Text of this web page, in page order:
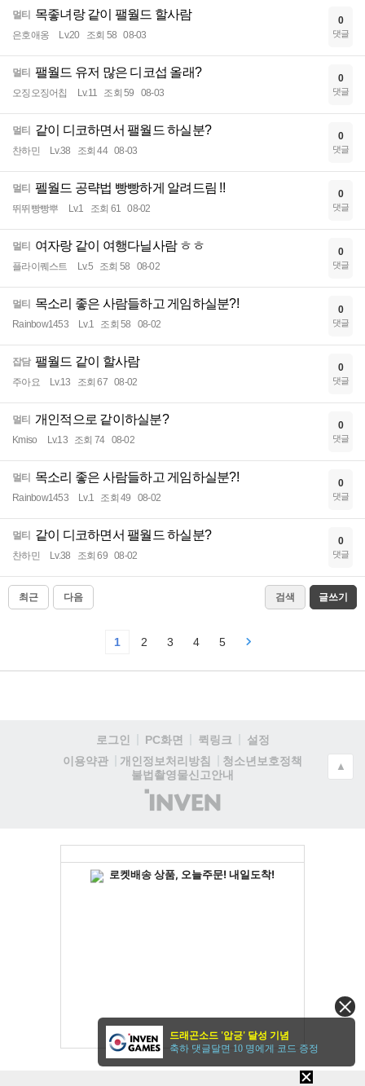
멀티 목좋녀랑 같이 팰월드 할사람
은호애옹 Lv.20 조회 58 08-03
0
댓글
멀티 팰월드 유저 많은 디코섭 올래?
오징오징어칩 Lv.11 조회 59 08-03
0
댓글
멀티 같이 디코하면서 팰월드 하실분?
찬하민 Lv.38 조회 44 08-03
0
댓글
멀티 펠월드 공략법 빵빵하게 알려드림 !!
뛰뛰빵빵뿌 Lv.1 조회 61 08-02
0
댓글
멀티 여자랑 같이 여행다닐사람 ㅎㅎ
플라이퀘스트 Lv.5 조회 58 08-02
0
댓글
멀티 목소리 좋은 사람들하고 게임하실분?!
Rainbow1453 Lv.1 조회 58 08-02
0
댓글
잡담 팰월드 같이 할사람
주아요 Lv.13 조회 67 08-02
0
댓글
멀티 개인적으로 같이하실분?
Kmiso Lv.13 조회 74 08-02
0
댓글
멀티 목소리 좋은 사람들하고 게임하실분?!
Rainbow1453 Lv.1 조회 49 08-02
0
댓글
멀티 같이 디코하면서 팰월드 하실분?
찬하민 Lv.38 조회 69 08-02
0
댓글
최근 다음 검색 글쓰기
1 2 3 4 5
로그인 PC화면 퀵링크
설정
이용약관
개인정보처리방침
청소년보호정책
불법촬영물신고안내
(주)
인
▲
드래곤소드 '압긍' 달성 기념
축하 댓글달면 10 명에게 코드 증정